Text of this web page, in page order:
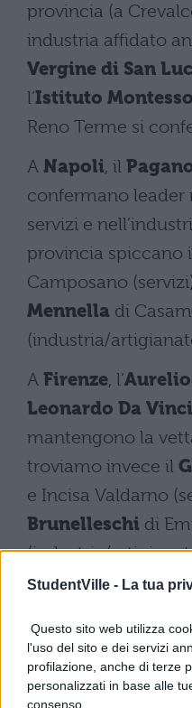
StudentVille - La tua
Questo sito web utilizza
l'uso del sito e dei servizi
profilazione, anche di terze
personalizzati in base alle
consenso.
provincia (a
industria affidato
Vergine di San
l’Istituto
Reno Terme si
A Napoli, il
confermano
servizi e
provincia spiccano
Camposano
Mennella di
(industria/
A Firenze, l’
Leonardo Da Vinci
mantengono la
troviamo invece il
e Incisa Valdarno
Brunelleschi di
(industria/
APalermo , il
l’Alessandro Volta
rispettivamente per
l’industria/